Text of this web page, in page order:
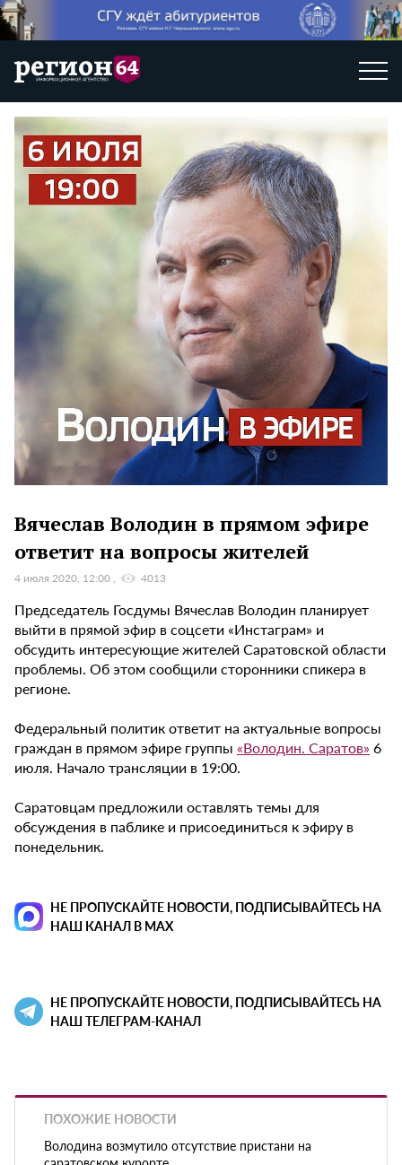
Вячеслав Володин в прямом эфире
ответит на вопросы жителей
4 июля 2020, 12:00 4013
Председатель Госдумы Вячеслав Володин планирует
выйти в прямой эфир в соцсети «Инстаграм» и
обсудить интересующие жителей Саратовской области
проблемы. Об этом сообщили сторонники спикера в
регионе.
Федеральный политик ответит на актуальные вопросы
граждан в прямом эфире группы «Володин. Саратов» 6
июля. Начало трансляции в 19:00.
Саратовцам предложили оставлять темы для
обсуждения в паблике и присоединиться к эфиру в
понедельник.
НЕ ПРОПУСКАЙТЕ НОВОСТИ, ПОДПИСЫВАЙТЕСЬ НА
НАШ КАНАЛ В MAX
НЕ ПРОПУСКАЙТЕ НОВОСТИ, ПОДПИСЫВАЙТЕСЬ НА
НАШ ТЕЛЕГРАМ-КАНАЛ
ПОХОЖИЕ НОВОСТИ
Володина возмутило отсутствие пристани на